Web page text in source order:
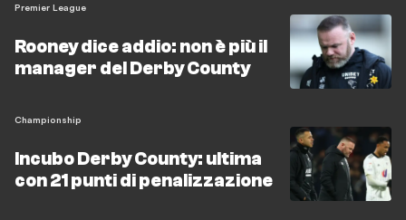
Premier League
Rooney dice addio: non è più il
manager del Derby County
Championship
Incubo Derby County: ultima
con 21 punti di penalizzazione